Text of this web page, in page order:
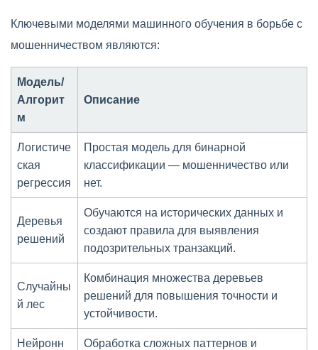
Ключевыми моделями машинного обучения в борьбе с
мошенничеством являются:
Модель/
Алгорит
м
Описание
Логистиче
ская
регрессия
Простая модель для бинарной
классификации — мошенничество или
нет.
Деревья
решений
Обучаются на исторических данных и
создают правила для выявления
подозрительных транзакций.
Случайны
й лес
Комбинация множества деревьев
решений для повышения точности и
устойчивости.
Нейронн
Обработка сложных паттернов и